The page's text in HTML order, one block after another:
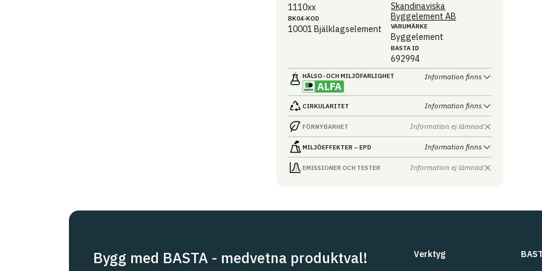
1110xx
BK04-KOD
10001 Bjälklagselement
Skandinaviska
Byggelement AB
VARUMÄRKE
Byggelement
BASTA ID
692994
HÄLSO- OCH MILJÖ­FARLIGHET Information finns
CIRKULARITET Information finns
FÖRNYBARHET Information ej lämnad
MILJÖEFFEKTER – EPD Information finns
EMISSIONER OCH TESTER Information ej lämnad
Bygg med BASTA - medvetna produktval!
Verktyg